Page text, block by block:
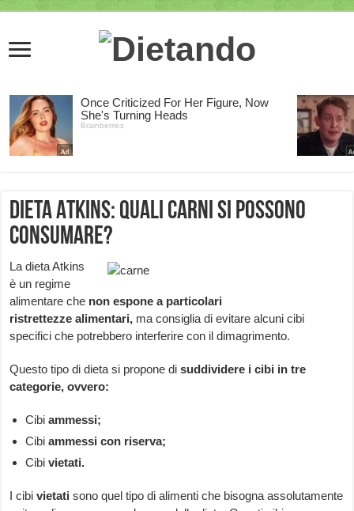
Dieta Atkins: quali carni si possono
consumare?
La dieta Atkins
è un regime
alimentare che non espone a particolari
ristrettezze alimentari, ma consiglia di evitare alcuni cibi
specifici che potrebbero interferire con il dimagrimento.
Questo tipo di dieta si propone disuddividere i cibi in tre
categorie, ovvero:
Cibiammessi;
Cibiammessi con riserva;
Cibi vietati.
I cibivietati sono quel tipo di alimenti che bisogna assolutamente